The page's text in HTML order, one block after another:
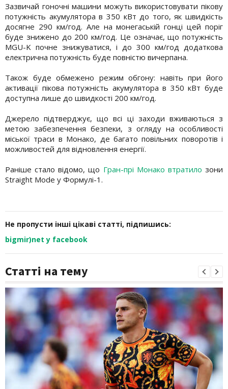
Зазвичай гоночні машини можуть використовувати пікову
потужність акумулятора в 350 кВт до того, як швидкість
досягне 290 км/год. Але на монегаській гонці цей поріг
буде знижено до 200 км/год. Це означає, що потужність
MGU-K почне знижуватися, і до 300 км/год додаткова
електрична потужність буде повністю вичерпана.
Також буде обмежено режим обгону: навіть при його
активації пікова потужність акумулятора в 350 кВт буде
доступна лише до швидкості 200 км/год.
Джерело підтверджує, що всі ці заходи вживаються з
метою забезпечення безпеки, з огляду на особливості
міської траси в Монако, де багато повільних поворотів і
можливостей для відновлення енергії.
Раніше стало відомо, що Гран-прі Монако втратилозони
Straight Mode у Формулі-1.
Не пропусти інші цікаві статті, підпишись:
bigmir)net у facebook
Статті на тему